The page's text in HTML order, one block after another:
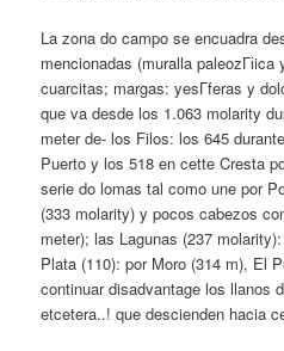
La zona do campo se encuadra
mencionadas (muralla
cuarcitas; margas: yesГ­feras y
que va desde los 1.063 molarity
meter de- los Filos: los 645
Puerto y los 518 en cette Cresta
serie do lomas tal como une por
(333 molarity) y pocos cabezos
meter); las Lagunas (237
Plata (110): por Moro (314 m), El
continuar disadvantage los llanos
etcetera..! que descienden hacia